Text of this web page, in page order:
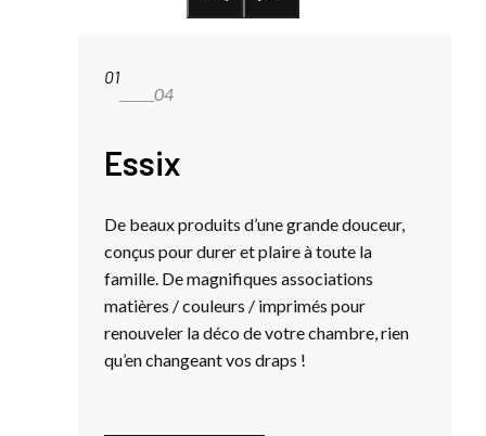
01
04
Essix
De beaux produits d’une grande douceur,
conçus pour durer et plaire à toute la
famille. De magnifiques associations
matières / couleurs / imprimés pour
renouveler la déco de votre chambre, rien
qu’en changeant vos draps !